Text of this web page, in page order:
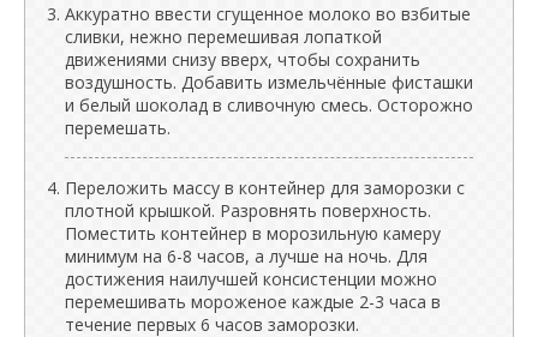
Аккуратно ввести сгущенное молоко во взбитые
сливки, нежно перемешивая лопаткой
движениями снизу вверх, чтобы сохранить
воздушность. Добавить измельчённые фисташки
и белый шоколад в сливочную смесь. Осторожно
перемешать.
Переложить массу в контейнер для заморозки с
плотной крышкой. Разровнять поверхность.
Поместить контейнер в морозильную камеру
минимум на 6-8 часов, а лучше на ночь. Для
достижения наилучшей консистенции можно
перемешивать мороженое каждые 2-3 часа в
течение первых 6 часов заморозки.